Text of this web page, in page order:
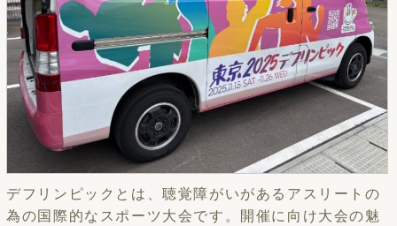
デフリンピックとは、聴覚障がいがあるアスリートの
為の国際的なスポーツ大会です。開催に向け大会の魅